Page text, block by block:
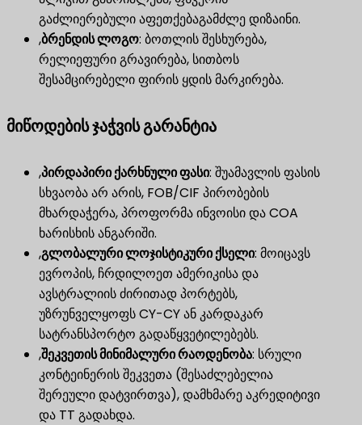
გაძლიერებული აფეთქებაგამძლე დიზაინი.
,ბრენდის ლოგო​: ბოთლის შესხურება,
რელიეფური გრავირება, სითბოს
შესამცირებელი ფირის ყდის მარკირება.
მიწოდების ჯაჭვის გარანტია
,პირდაპირი ქარხნული ფასი​: შუამავლის ფასის
სხვაობა არ არის, FOB/CIF პირობების
მხარდაჭერა, პროფორმა ინვოისი და COA
ხარისხის ანგარიში.
,გლობალური ლოჯისტიკური ქსელი​: მოიცავს
ევროპის, ჩრდილოეთ ამერიკისა და
ავსტრალიის ძირითად პორტებს,
უზრუნველყოფს CY-CY ან კარდაკარ
სატრანსპორტო გადაწყვეტილებებს.
,შეკვეთის მინიმალური რაოდენობა​: სრული
კონტეინერის შეკვეთა (შესაძლებელია
შერეული დატვირთვა), დამხმარე აკრედიტივი
და TT გადახდა.